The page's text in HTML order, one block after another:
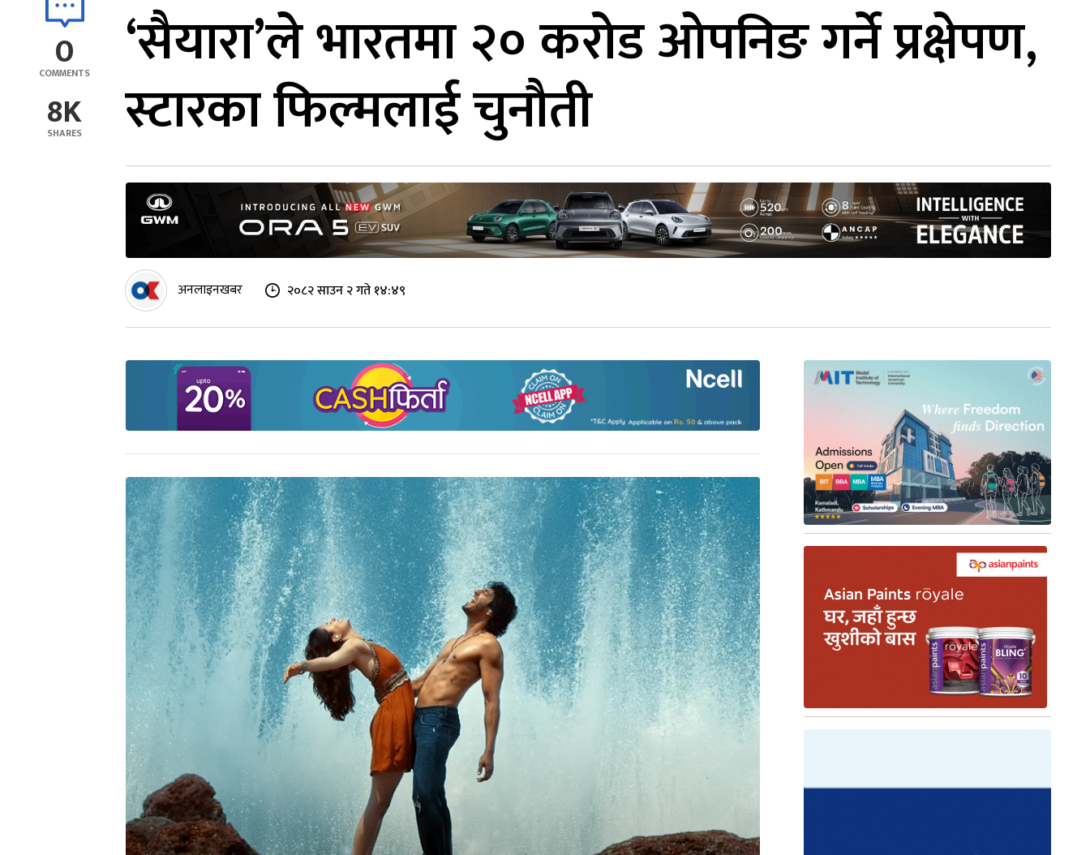
0
COMMENTS
8K
SHARES
‘सैयारा’ले भारतमा २० करोड ओपनिङ गर्ने प्रक्षेपण,
स्टारका फिल्मलाई चुनौती
अनलाइनखबर २०८२ साउन २ गते १४:४९